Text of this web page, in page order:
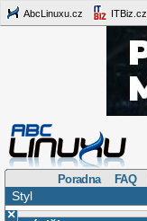
AbcLinuxu.cz ITBiz.cz
Poradna FAQ
Styl
×